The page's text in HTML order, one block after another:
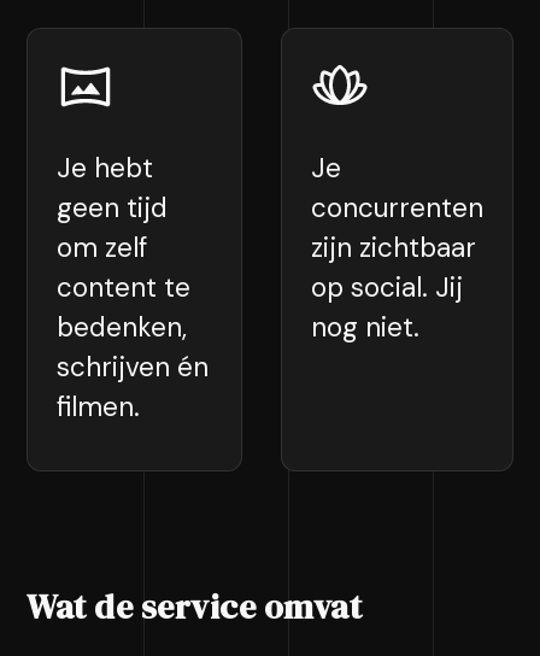
Je hebt
geen tijd
om zelf
content te
bedenken,
schrijven én
filmen.
Je
concurrenten
zijn zichtbaar
op social. Jij
nog niet.
Wat de service omvat